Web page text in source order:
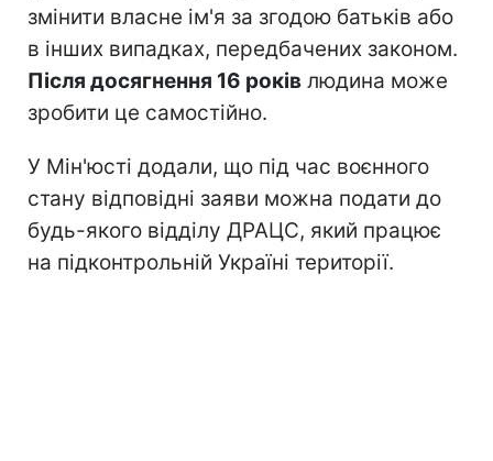
змінити власне ім'я за згодою батьків або
в інших випадках, передбачених законом.
Після досягнення 16 років людина може
зробити це самостійно.
У Мін'юсті додали, що під час воєнного
стану відповідні заяви можна подати до
будь-якого відділу ДРАЦС, який працює
на підконтрольній Україні території.